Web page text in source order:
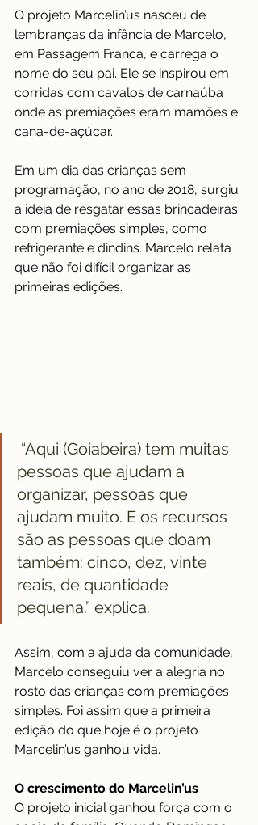
O projeto Marcelin’us nasceu de
lembranças da infância de Marcelo,
em Passagem Franca, e carrega o
nome do seu pai. Ele se inspirou em
corridas com cavalos de carnaúba
onde as premiações eram mamões e
cana-de-açúcar.
Em um dia das crianças sem
programação, no ano de 2018, surgiu
a ideia de resgatar essas brincadeiras
com premiações simples, como
refrigerante e dindins. Marcelo relata
que não foi difícil organizar as
primeiras edições.
“Aqui (Goiabeira) tem muitas
pessoas que ajudam a
organizar, pessoas que
ajudam muito. E os recursos
são as pessoas que doam
também: cinco, dez, vinte
reais, de quantidade
pequena.” explica.
Assim, com a ajuda da comunidade,
Marcelo conseguiu ver a alegria no
rosto das crianças com premiações
simples. Foi assim que a primeira
edição do que hoje é o projeto
Marcelin’us ganhou vida.
O crescimento do Marcelin’us
O projeto inicial ganhou força com o